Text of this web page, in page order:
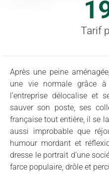
Tarif
Après une peine
une vie normale grâce
l’entreprise délocalise et
sauver son poste, ses
française tout entière, il se
aussi improbable que
humour mordant et
dresse le portrait d’une
farce populaire, drôle et